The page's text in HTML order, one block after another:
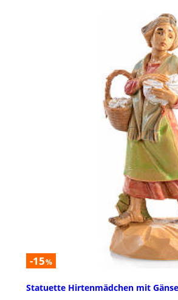
-15%
Statuette Hirtenmädchen mit